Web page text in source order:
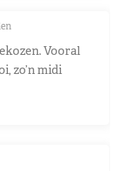
Vooral
zo’n midi